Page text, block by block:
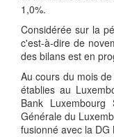
1,0%.
Considérée sur la
c'est-à-dire de
des bilans est en
Au cours du mois
établies au
Bank
Générale du
fusionné avec la DG